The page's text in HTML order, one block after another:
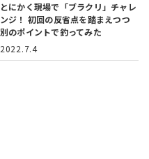
とにかく現場で「ブラクリ」チャレ
ンジ！ 初回の反省点を踏まえつつ
別のポイントで釣ってみた
2022.7.4